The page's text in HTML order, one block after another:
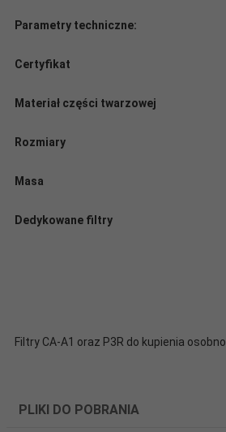
Parametry techniczne:
Certyfikat
Materiał części twarzowej
Rozmiary
Masa
Dedykowane filtry
Filtry CA-A1 oraz P3R do kupienia osobno.
PLIKI DO POBRANIA